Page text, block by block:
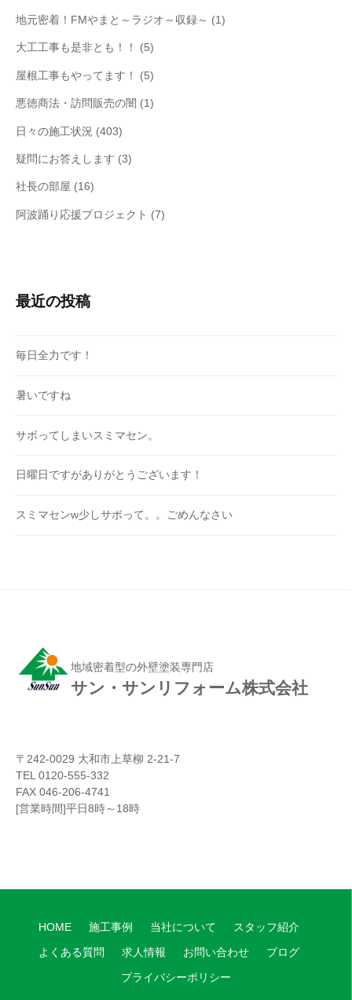
地元密着！FMやまと～ラジオ～収録～ (1)
大工工事も是非とも！！ (5)
屋根工事もやってます！ (5)
悪徳商法・訪問販売の闇 (1)
日々の施工状況 (403)
疑問にお答えします (3)
社長の部屋 (16)
阿波踊り応援プロジェクト (7)
最近の投稿
毎日全力です！
暑いですね
サボってしまいスミマセン。
日曜日ですがありがとうございます！
スミマセンw少しサボって。。ごめんなさい
地域密着型の外壁塗装専門店
サン・サンリフォーム株式会社
〒242-0029 大和市上草柳 2-21-7
TEL 0120-555-332
FAX 046-206-4741
[営業時間]平日8時～18時
HOME 施工事例 当社について スタッフ紹介
よくある質問 求人情報 お問い合わせ ブログ
プライバシーポリシー